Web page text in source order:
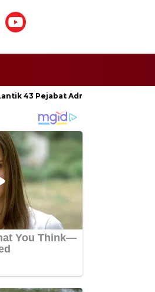
43 Pejabat Administrator dan